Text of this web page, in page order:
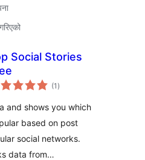
Social Stories
(1 कुल
रेटिङ्गहरू
)
and shows you which
based on post
social networks.
data from…